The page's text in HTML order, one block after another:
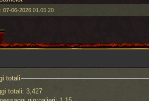
07-06-202601.05.20
totali
totali: 3,427